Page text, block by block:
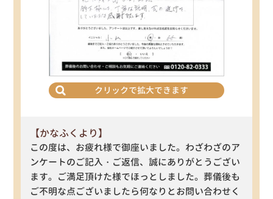
クリックで拡大できます
【かなふくより】
この度は、お疲れ様で御座いました。わざわざのア
ンケートのご記入・ご返信、誠にありがとうござい
ます。ご満足頂けた様でほっとしました。葬儀後も
ご不明な点ございましたら何なりとお問い合わせく